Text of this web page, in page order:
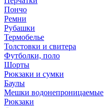
Пончо
Ремни
Рубашки
Термобелье
Толстовки и свитера
Футболки, поло
Шорты
Рюкзаки и сумки
Баулы
Мешки водонепроницаемые
Рюкзаки